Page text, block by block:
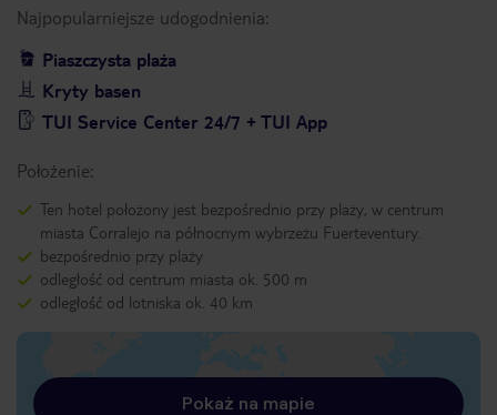
Najpopularniejsze udogodnienia:
Piaszczysta plaża
Kryty basen
TUI Service Center 24/7 + TUI App
Położenie:
Ten hotel położony jest bezpośrednio przy plaży, w centrum
miasta Corralejo na północnym wybrzeżu Fuerteventury.
bezpośrednio przy plaży
odległość od centrum miasta ok. 500 m
odległość od lotniska ok. 40 km
Pokaż na mapie